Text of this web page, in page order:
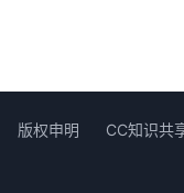
版权申明 CC知识共